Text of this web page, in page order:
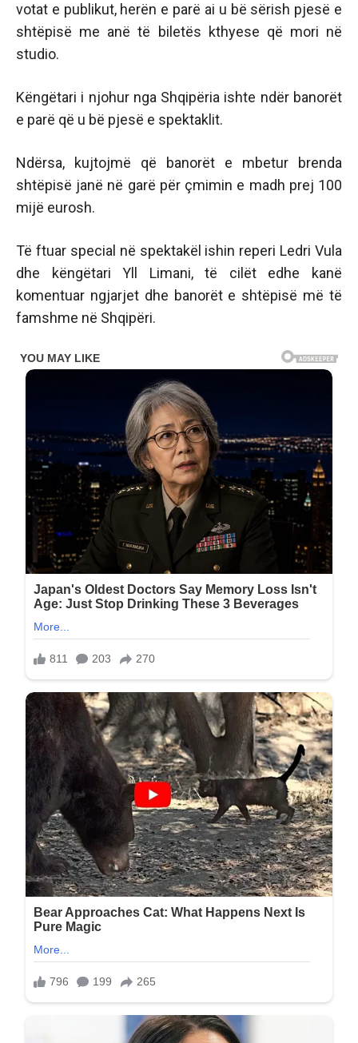
votat e publikut, herën e parë ai u bë sërish pjesë e
shtëpisë me anë të biletës kthyese që mori në
studio.
Këngëtari i njohur nga Shqipëria ishte ndër banorët
e parë që u bë pjesë e spektaklit.
Ndërsa, kujtojmë që banorët e mbetur brenda
shtëpisë janë në garë për çmimin e madh prej 100
mijë eurosh.
Të ftuar special në spektakël ishin reperi Ledri Vula
dhe këngëtari Yll Limani, të cilët edhe kanë
komentuar ngjarjet dhe banorët e shtëpisë më të
famshme në Shqipëri.